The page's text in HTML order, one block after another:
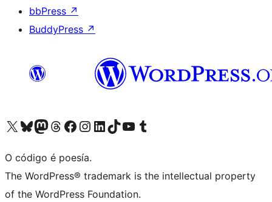
bbPress ↗
BuddyPress ↗
Visita la cuenta de X (anteriormente Twitter)
Visita a nosa conta de Bluesky
Visita a nosa conta de Mastodon
Visita a nosa conta de Threads
Visita a nosa páxina de Facebook
Visita a nosa conta de Instagram
Visita a nosa conta de LinkedIn
Visita a nosa conta de TikTok
Visita a nosa canle de YouTube
Visita a nosa conta de Tumblr
O código é poesía.
The WordPress® trademark is the intellectual property
of the WordPress Foundation.